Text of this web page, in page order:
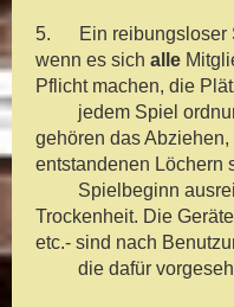
5. Ein reibungsloser
wenn es sich alle
Pflicht machen, die
jedem Spiel
gehören das
entstandenen Löchern
Spielbeginn
Trockenheit. Die
etc.- sind nach
die dafür